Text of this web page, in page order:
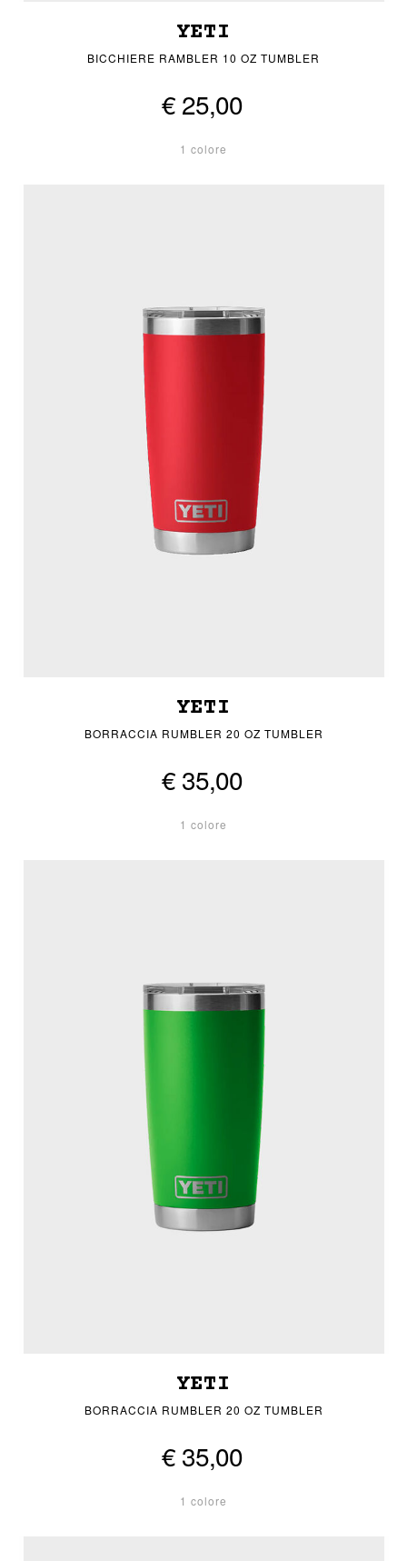
YETI
BICCHIERE RAMBLER 10 OZ TUMBLER
€ 25,00
1 colore
YETI
BORRACCIA RUMBLER 20 OZ TUMBLER
€ 35,00
1 colore
YETI
BORRACCIA RUMBLER 20 OZ TUMBLER
€ 35,00
1 colore